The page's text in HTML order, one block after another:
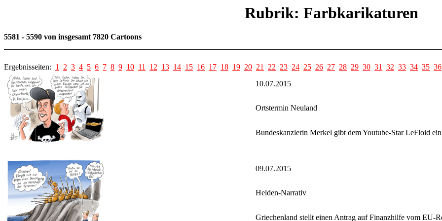
Rubrik: Farbkarikaturen
5581 - 5590 von insgesamt 7820 Cartoons
Ergebnisseiten: 1 2 3 4 5 6 7 8 9 10 11 12 13 14 15 16 17 18 19 20 21 22 23 24 25 26 27 28 29 30 31 32 33 34 35 36
10.07.2015
Ortstermin Neuland
Bundeskanzlerin Merkel gibt dem Youtube-Star LeFloid
09.07.2015
Helden-Narrativ
Griechenland stellt einen Antrag auf Finanzhilfe vom EU-